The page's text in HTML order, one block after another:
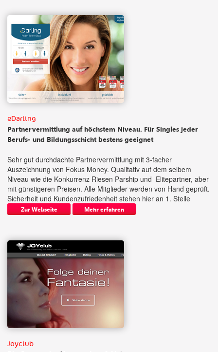
eDarling
Partnervermittlung auf höchstem Niveau. Für Singles jeder
Berufs- und Bildungsschicht bestens geeignet
Sehr gut durchdachte Partnervermittlung mit 3-facher
Auszeichnung von Fokus Money. Qualitativ auf dem selbem
Niveau wie die Konkurrenz Riesen Parship und Elitepartner, aber
mit günstigeren Preisen. Alle Mitglieder werden von Hand geprüft.
Sicherheit und Kundenzufriedenheit stehen hier an 1. Stelle
Zur Webseite Mehr erfahren
Joyclub